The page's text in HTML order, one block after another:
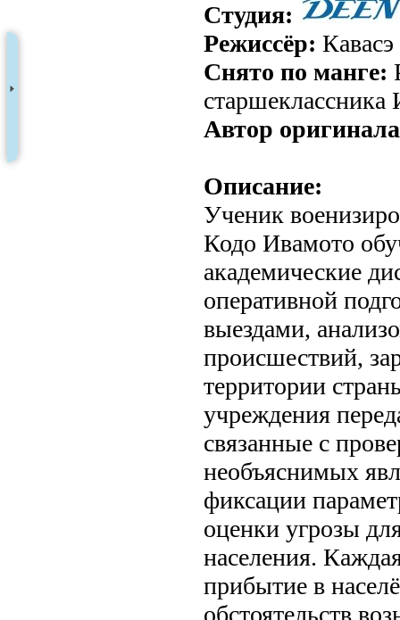
Студия:
Режиссёр:
Снято по манге:
старшеклассника
Автор
Описание:
Ученик
Кодо Ивамото
академические
оперативной
выездами,
происшествий,
территории
учреждения
связанные с
необъяснимых
фиксации
оценки угрозы
населения.
прибытие в
обстоятельств